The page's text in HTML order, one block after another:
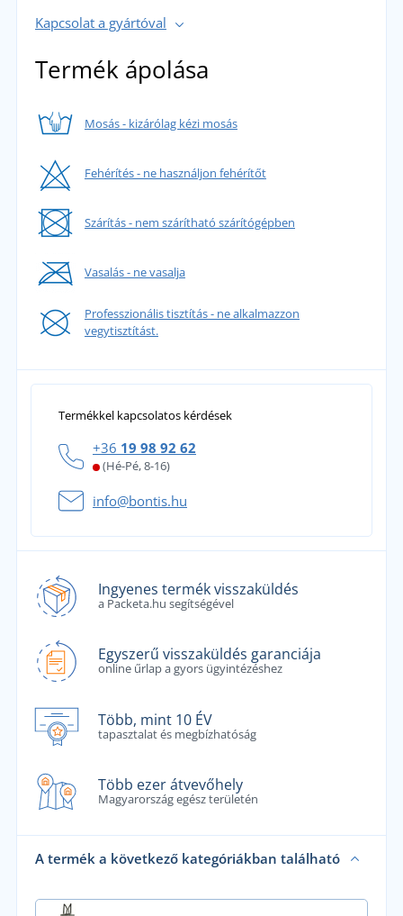
Kapcsolat a gyártóval
Termék ápolása
Mosás - kizárólag kézi mosás
Fehérítés - ne használjon fehérítőt
Szárítás - nem szárítható szárítógépben
Vasalás - ne vasalja
Professzionális tisztítás - ne alkalmazzon
vegytisztítást.
Termékkel kapcsolatos kérdések
+36 19 98 92 62
(Hé-Pé, 8-16)
info@bontis.hu
Ingyenes termék visszaküldés
a Packeta.hu segítségével
Egyszerű visszaküldés garanciája
online űrlap a gyors ügyintézéshez
Több, mint 10 ÉV
tapasztalat és megbízhatóság
Több ezer átvevőhely
Magyarország egész területén
A termék a következő kategóriákban található